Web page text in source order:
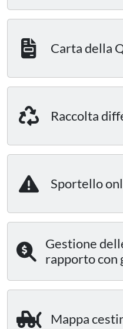
Carta della
Raccolta
Sportello
Gestione
rapporto con
Mappa